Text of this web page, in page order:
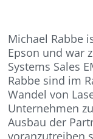
Michael Rabbe
Epson und war
Systems Sales
Rabbe sind im
Wandel von
Unternehmen
Ausbau der
voranzutreiben